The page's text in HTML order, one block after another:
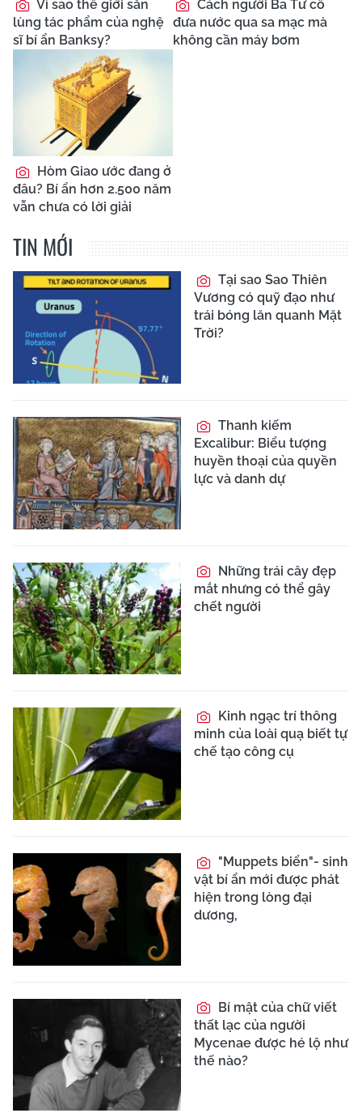
Vì sao thế giới săn
lùng tác phẩm của nghệ
sĩ bí ẩn Banksy?
Cách người Ba Tư cổ
đưa nước qua sa mạc mà
không cần máy bơm
Hòm Giao ước đang ở
đâu? Bí ẩn hơn 2.500 năm
vẫn chưa có lời giải
TIN MỚI
Tại sao Sao Thiên
Vương có quỹ đạo như
trái bóng lăn quanh Mặt
Trời?
Thanh kiếm
Excalibur: Biểu tượng
huyền thoại của quyền
lực và danh dự
Những trái cây đẹp
mắt nhưng có thể gây
chết người
Kinh ngạc trí thông
minh của loài quạ biết tự
chế tạo công cụ
"Muppets biển"- sinh
vật bí ẩn mới được phát
hiện trong lòng đại
dương,
Bí mật của chữ viết
thất lạc của người
Mycenae được hé lộ như
thế nào?